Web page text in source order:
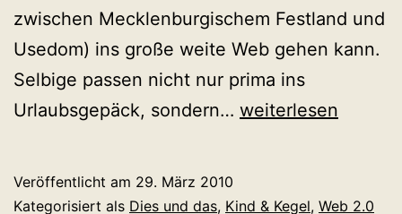
zwischen Mecklenburgischem Festland und
Usedom) ins große weite Web gehen kann.
Selbige passen nicht nur prima ins
Urlaubsgepäck, sondern… Urlaub
2.0
weiterlesen
Veröffentlicht am 29. März 2010
Kategorisiert als Dies und das, Kind & Kegel, Web 2.0